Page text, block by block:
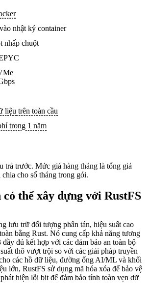
nhật ký container
nhấp chuột
liệu trên toàn cầu
trong 1 năm
trả trước. Mức giá hàng tháng là tổng giá
chia cho số tháng trong gói.
thể xây dựng với RustFS
lưu trữ đối tượng phân tán, hiệu suất cao
bằng Rust. Nó cung cấp khả năng tương
đủ kết hợp với các đảm bảo an toàn bộ
thô vượt trội so với các giải pháp truyền
các hồ dữ liệu, đường ống AI/ML và khối
lớn, RustFS sử dụng mã hóa xóa để bảo vệ
hiện lỗi bit để đảm bảo tính toàn vẹn dữ